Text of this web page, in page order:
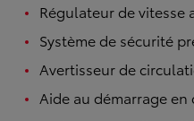
Régulateur de vitesse
Système de sécurité
Avertisseur de
Aide au démarrage en